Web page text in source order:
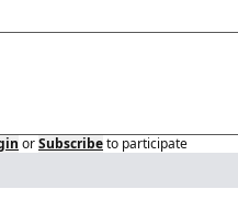
orSubscribeto participate